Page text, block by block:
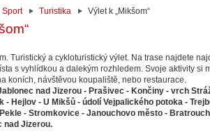
Sport Turistika Výlet k „Mikšom“
Turistický a cykloturistický výlet. Na trase najdete
s vyhlídkou a dalekým rozhledem. Svoje aktivity si
koních, návštěvou koupaliště, nebo restaurace.
nad Jizerou - Prašivec - Končiny - vrch
- Hejlov - U Mikšů - údolí Vejpalického potoka -
- Stromkovice - Janouchovo město -
nad Jizerou.